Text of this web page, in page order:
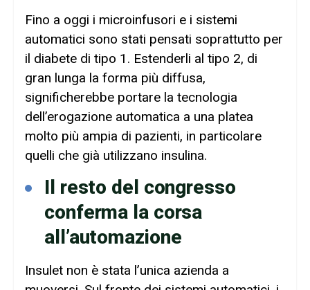
Fino a oggi i microinfusori e i sistemi
automatici sono stati pensati soprattutto per
il diabete di tipo 1. Estenderli al tipo 2, di
gran lunga la forma più diffusa,
significherebbe portare la tecnologia
dell’erogazione automatica a una platea
molto più ampia di pazienti, in particolare
quelli che già utilizzano insulina.
Il resto del congresso
conferma la corsa
all’automazione
Insulet non è stata l’unica azienda a